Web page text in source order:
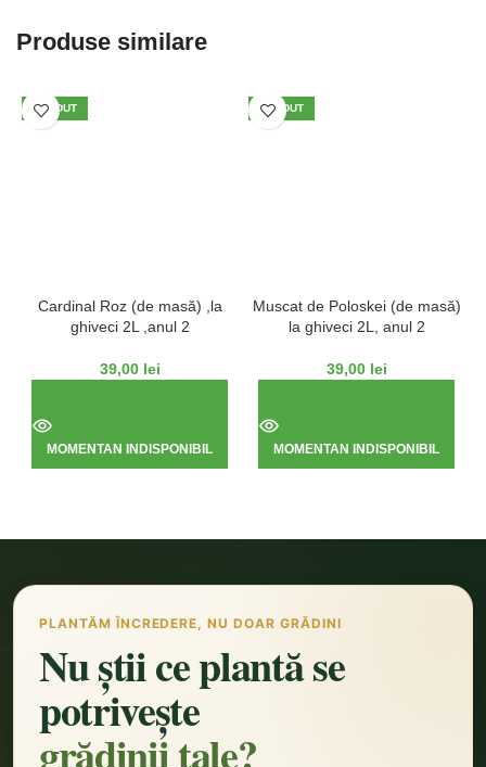
Produse similare
VÂNDUT
Cardinal Roz (de masă) ,la
ghiveci 2L ,anul 2
39,00 lei
MOMENTAN INDISPONIBIL
VÂNDUT
Muscat de Poloskei (de masă)
la ghiveci 2L, anul 2
39,00 lei
MOMENTAN INDISPONIBIL
PLANTĂM ÎNCREDERE, NU DOAR GRĂDINI
Nu știi ce plantă se
potrivește
grădinii tale?